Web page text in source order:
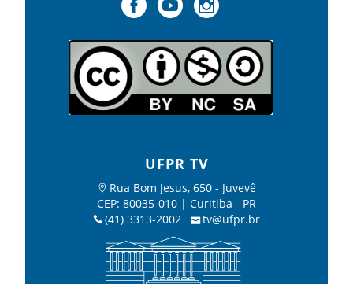
UFPR TV
Rua Bom Jesus, 650 - Juvevê
CEP: 80035-010 | Curitiba - PR
(41) 3313-2002
tv@ufpr.br